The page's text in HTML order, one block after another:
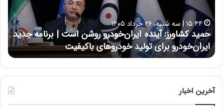
ش
ا
و
ر
ز
:
آ
ی
ن
۱۵:۴۴ | سه شنبه، ۲۶ خرداد ۱۴۰۵
حمید کشاورز: آینده ایران‌خودرو روشن است | برنامه جدید
ایران‌خودرو برای تولید خودروهای باکیفیت
ر
ط
آخرین اخبار